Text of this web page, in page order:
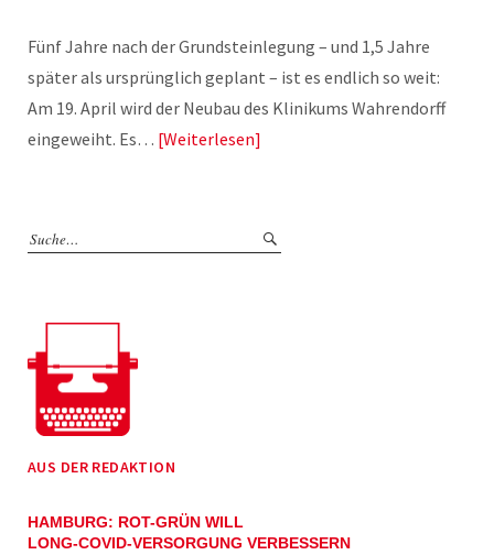
Fünf Jahre nach der Grundsteinlegung – und 1,5 Jahre
später als ursprünglich geplant – ist es endlich so weit:
Am 19. April wird der Neubau des Klinikums Wahrendorff
eingeweiht. Es… Weiterlesen
AUS DER REDAKTION
HAMBURG: ROT-GRÜN WILL
LONG-COVID-VERSORGUNG VERBESSERN